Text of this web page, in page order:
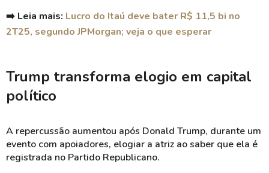
➡️ Leia mais: Lucro do Itaú deve bater R$ 11,5 bi no
2T25, segundo JPMorgan; veja o que esperar
Trump transforma elogio em capital
político
A repercussão aumentou após Donald Trump, durante um
evento com apoiadores, elogiar a atriz ao saber que ela é
registrada no Partido Republicano.